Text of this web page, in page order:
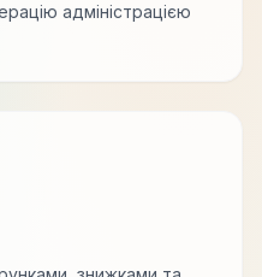
адміністрацією